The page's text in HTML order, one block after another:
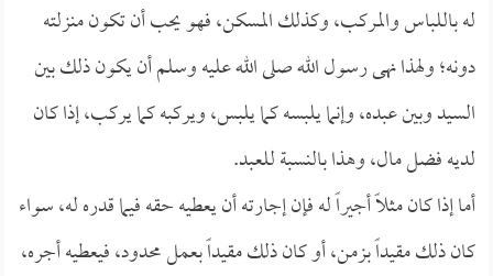
له باللباس والمركب، وكذلك المسكن، فهو يحب أن تكون منزلته
دونه؛ ولهذا نهى رسول الله صلى الله عليه وسلم أن يكون ذلك بين
السيد وبين عبده، وإنما يلبسه كما يلبس، ويركبه كما يركب، إذا كان
لديه فضل مال، وهذا بالنسبة للعبد.
أما إذا كان مثلاً أجيراً له فإن إجارته أن يعطيه حقه فيما قدره له، سواء
كان ذلك مقيداً بزمن، أو كان ذلك مقيداً بعمل محدود، فيعطيه أجره،